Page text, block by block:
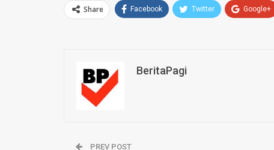
Share Facebook Twitter Google+
BeritaPagi
PREV POST